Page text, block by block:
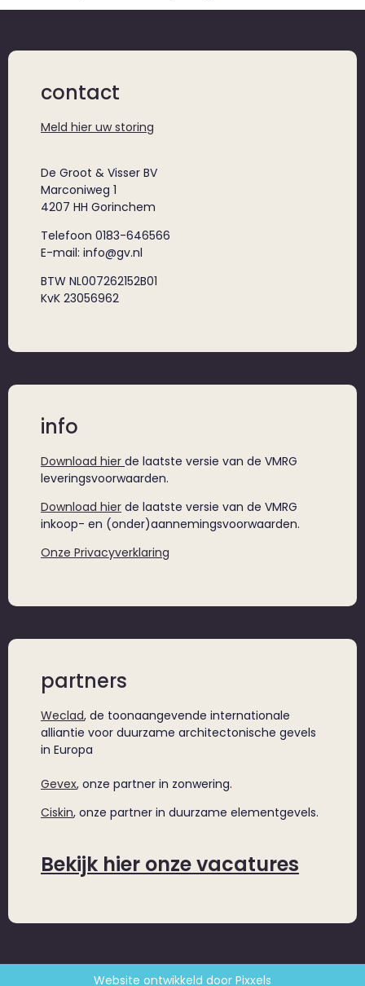
contact
Meld hier uw storing
De Groot & Visser BV
Marconiweg 1
4207 HH Gorinchem
Telefoon 0183-646566
E-mail: info@gv.nl
BTW NL007262152B01
KvK 23056962
info
Download hier de laatste versie van de VMRG
leveringsvoorwaarden.
Download hier de laatste versie van de VMRG
inkoop- en (onder)aannemingsvoorwaarden.
Onze Privacyverklaring
partners
Weclad, de toonaangevende internationale
alliantie voor duurzame architectonische gevels
in Europa
Gevex, onze partner in zonwering.
Ciskin, onze partner in duurzame elementgevels.
Bekijk hier onze vacatures
Website ontwikkeld door Pixxels